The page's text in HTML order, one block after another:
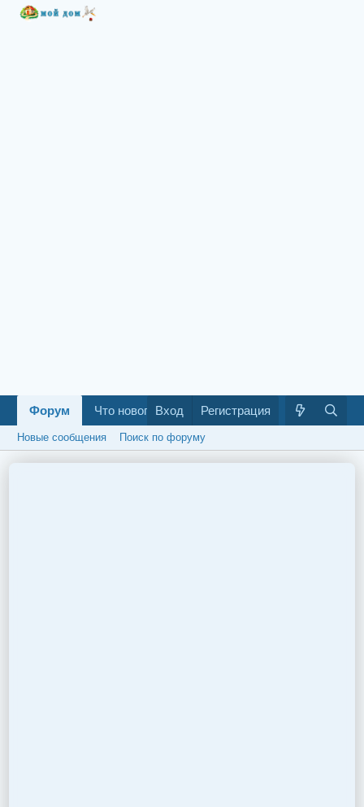
Форум Что нового Галерея Как построить
Вход Регистрация
Новые сообщения Поиск по форуму